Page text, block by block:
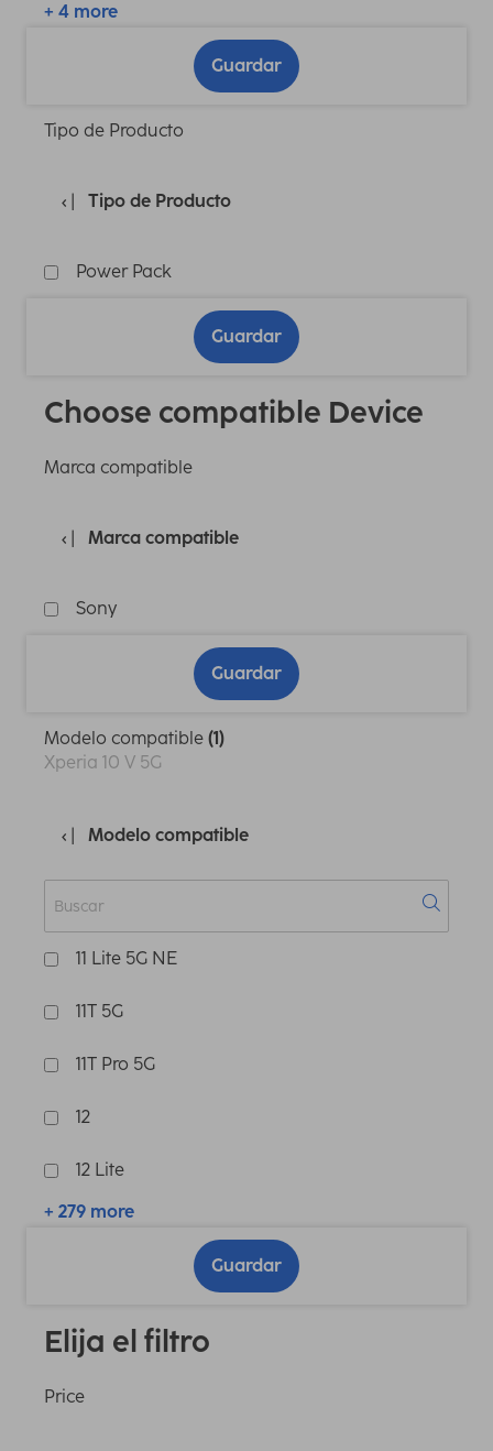
+ 4 more
Guardar
Tipo de Producto
Tipo de Producto
Power Pack
Guardar
Choose compatible Device
Marca compatible
Marca compatible
Sony
Guardar
Modelo compatible (1)
Xperia 10 V 5G
Modelo compatible
11 Lite 5G NE
11T 5G
11T Pro 5G
12
12 Lite
+ 279 more
Guardar
Elija el filtro
Price